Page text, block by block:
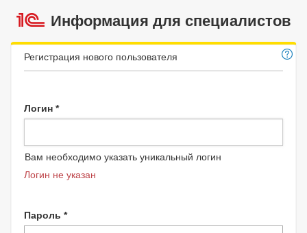
Информация для специалистов
Регистрация нового пользователя
Логин *
Вам необходимо указать уникальный логин
Логин не указан
Пароль *